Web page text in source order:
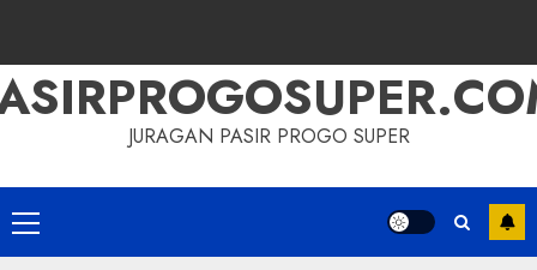
JURAGAN PASIR PROGO SUPER
Primary
Menu